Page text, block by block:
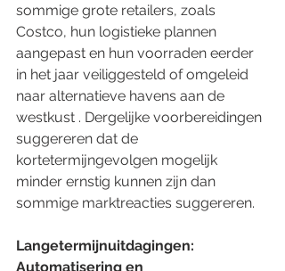
sommige grote retailers, zoals
Costco, hun logistieke plannen
aangepast en hun voorraden eerder
in het jaar veiliggesteld of omgeleid
naar alternatieve havens aan de
westkust . Dergelijke voorbereidingen
suggereren dat de
kortetermijngevolgen mogelijk
minder ernstig kunnen zijn dan
sommige marktreacties suggereren.
Langetermijnuitdagingen:
Automatisering en